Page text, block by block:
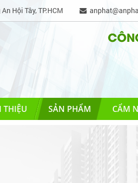
Hội Tây, TP.HCM
THIỆU SẢN PHẨM CẨM